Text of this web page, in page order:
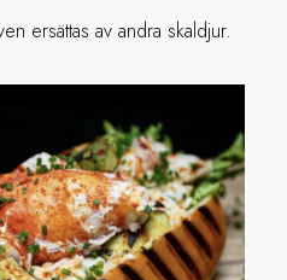
ersättas av andra skaldjur.